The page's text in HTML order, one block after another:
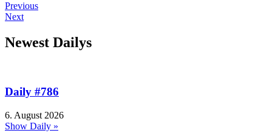
Previous
Next
Newest Dailys
Daily #786
6. August 2026
Show Daily »